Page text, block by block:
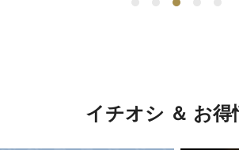
イチオシ ＆ お得